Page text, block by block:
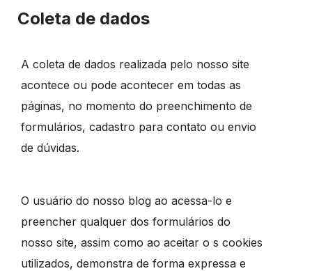
Coleta de dados
A coleta de dados realizada pelo nosso site
acontece ou pode acontecer em todas as
páginas, no momento do preenchimento de
formulários, cadastro para contato ou envio
de dúvidas.
O usuário do nosso blog ao acessa-lo e
preencher qualquer dos formulários do
nosso site, assim como ao aceitar o s cookies
utilizados, demonstra de forma expressa e